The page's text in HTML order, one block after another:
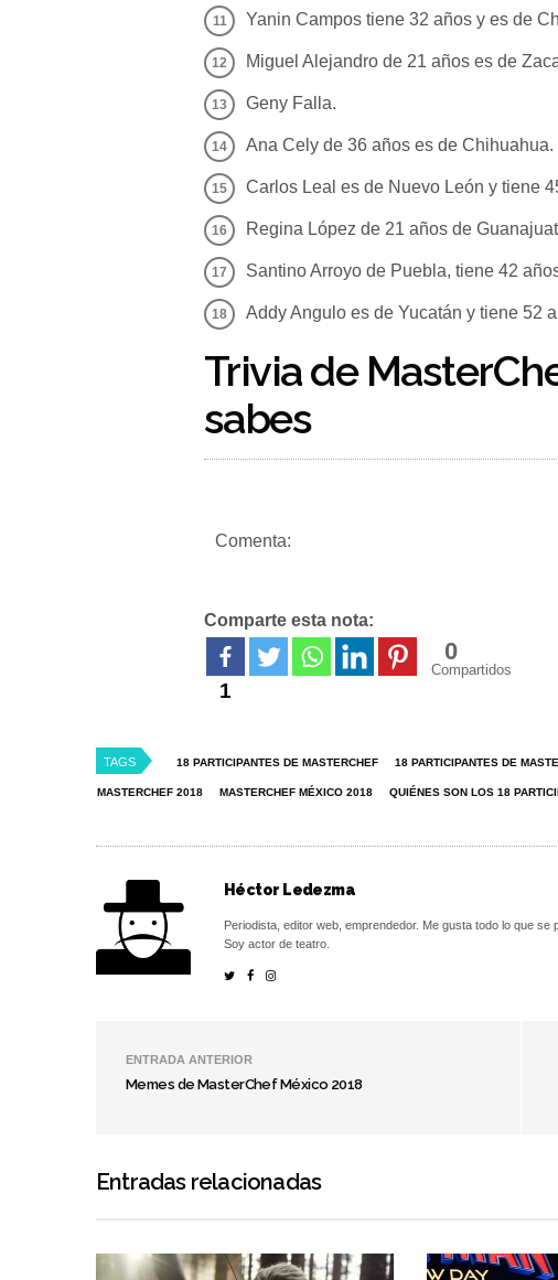
Yanin Campos tiene 32 años y es de
Miguel Alejandro de 21 años es de
Geny Falla.
Ana Cely de 36 años es de Chihuahua.
Carlos Leal es de Nuevo León y tiene
Regina López de 21 años de
Santino Arroyo de Puebla, tiene 42
Addy Angulo es de Yucatán y tiene 52
Trivia de
sabes
Comenta:
Comparte esta nota:
1
0
Compartidos
TAGS 18 PARTICIPANTES DE MASTERCHEF 18 PARTICIPANTES DE
MASTERCHEF 2018 MASTERCHEF MÉXICO 2018 QUIÉNES SON LOS 18
Héctor Ledezma
Periodista, editor web, emprendedor. Me gusta todo lo que
Soy actor de teatro.
ENTRADA ANTERIOR
Memes de MasterChef México 2018
Entradas relacionadas